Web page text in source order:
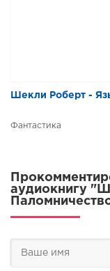
Шекли Роберт -
Фантастика
аудиокнигу